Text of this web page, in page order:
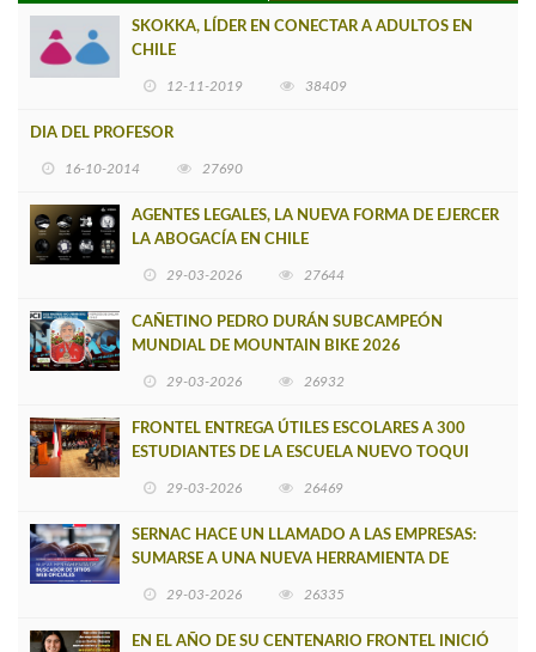
SKOKKA, LÍDER EN CONECTAR A ADULTOS EN
CHILE
12-11-2019 38409
DIA DEL PROFESOR
16-10-2014 27690
AGENTES LEGALES, LA NUEVA FORMA DE EJERCER
LA ABOGACÍA EN CHILE
29-03-2026 27644
CAÑETINO PEDRO DURÁN SUBCAMPEÓN
MUNDIAL DE MOUNTAIN BIKE 2026
29-03-2026 26932
FRONTEL ENTREGA ÚTILES ESCOLARES A 300
ESTUDIANTES DE LA ESCUELA NUEVO TOQUI
29-03-2026 26469
SERNAC HACE UN LLAMADO A LAS EMPRESAS:
SUMARSE A UNA NUEVA HERRAMIENTA DE
29-03-2026 26335
EN EL AÑO DE SU CENTENARIO FRONTEL INICIÓ